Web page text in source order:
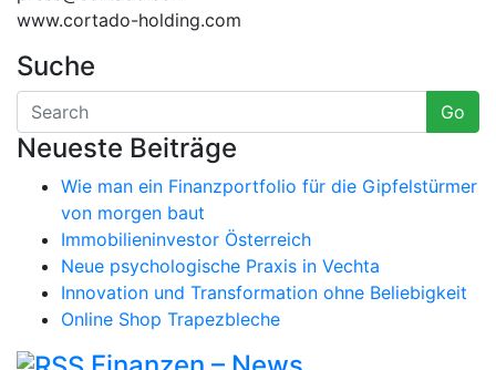
www.cortado-holding.com
Suche
Go
Neueste Beiträge
Wie man ein Finanzportfolio für die Gipfelstürmer
von morgen baut
Immobilieninvestor Österreich
Neue psychologische Praxis in Vechta
Innovation und Transformation ohne Beliebigkeit
Online Shop Trapezbleche